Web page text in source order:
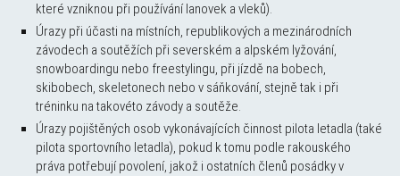
které vzniknou při používání lanovek a vleků).
Úrazy při účasti na místních, republikových a mezinárodních
závodech a soutěžích při severském a alpském lyžování,
snowboardingu nebo freestylingu, při jízdě na bobech,
skibobech, skeletonech nebo v sáňkování, stejně tak i při
tréninku na takovéto závody a soutěže.
Úrazy pojištěných osob vykonávajících činnost pilota letadla (také
pilota sportovního letadla), pokud k tomu podle rakouského
práva potřebují povolení, jakož i ostatních členů posádky v